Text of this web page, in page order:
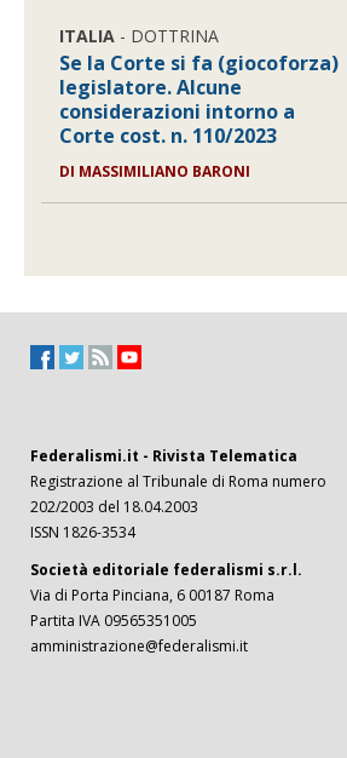
ITALIA - DOTTRINA
Se la Corte si fa (giocoforza)
legislatore. Alcune
considerazioni intorno a
Corte cost. n. 110/2023
DI MASSIMILIANO BARONI
Federalismi.it - Rivista Telematica
Registrazione al Tribunale di Roma numero
202/2003 del 18.04.2003
ISSN 1826-3534
Società editoriale federalismi s.r.l.
Via di Porta Pinciana, 6 00187 Roma
Partita IVA 09565351005
amministrazione@federalismi.it